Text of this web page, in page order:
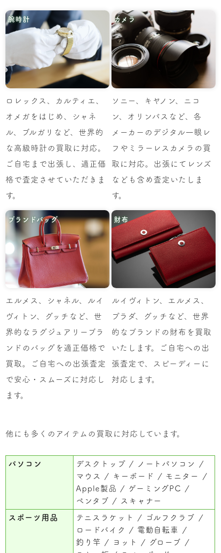
腕時計
ロレックス、カルティエ、
オメガをはじめ、シャネ
ル、ブルガリなど、世界的
な高級時計の買取に対応。
ご自宅まで出張し、適正価
格で査定させていただきま
す。
カメラ
ソニー、キヤノン、ニコ
ン、オリンパスなど、各
メーカーのデジタル一眼レ
フやミラーレスカメラの買
取に対応。出張にてレンズ
なども含め査定いたしま
す。
ブランドバッグ
エルメス、シャネル、ルイ
ヴィトン、グッチなど、世
界的なラグジュアリーブラ
ンドのバッグを適正価格で
買取。ご自宅への出張査定
で安心・スムーズに対応し
ます。
財布
ルイヴィトン、エルメス、
プラダ、グッチなど、世界
的なブランドの財布を買取
いたします。ご自宅への出
張査定で、スピーディーに
対応します。
他にも多くのアイテムの買取に対応しています。
パソコン デスクトップ
ノートパソコン
マウス
キーボード
モニター
Apple製品
ゲーミングPC
ペンタブ
スキャナー
スポーツ用品 テニスラケット
ゴルフクラブ
ロードバイク
電動自転車
釣り竿
ヨット
グローブ